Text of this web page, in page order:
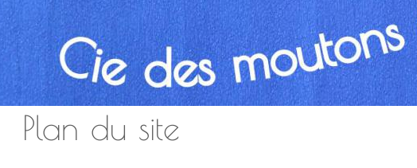
Plan du site